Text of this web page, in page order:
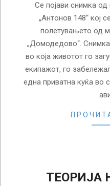
Се појави снимка
„Антонов 148“ кој
полетувањето од
„Домодедово“.
во која животот го
екипажот, го
една приватна куќа во
ТЕОРИЈА